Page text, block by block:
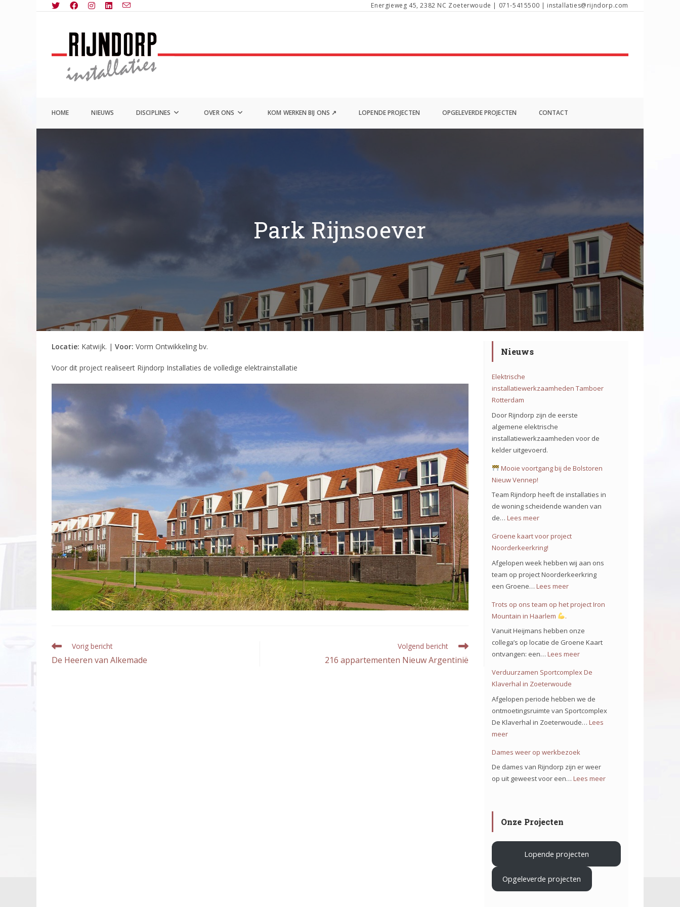
Energieweg 45, 2382 NC Zoeterwoude | 071-5415500 | installaties@rijndorp.com
HOME NIEUWS DISCIPLINES OVER ONS KOM WERKEN BIJ ONS ↗ LOPENDE PROJECTEN OPGELEVERDE PROJECTEN CONTACT
Park Rijnsoever
Locatie: Katwijk. | Voor: Vorm Ontwikkeling bv.
Voor dit project realiseert Rijndorp Installaties de volledige elektrainstallatie
Lees
artikelen
Vorig bericht
De Heeren van Alkemade
Volgend bericht
216 appartementen Nieuw Argentinië
Nieuws
Elektrische
installatiewerkzaamheden Tamboer
Rotterdam
Door Rijndorp zijn de eerste
algemene elektrische
installatiewerkzaamheden voor de
kelder uitgevoerd.
Mooie voortgang bij de Bolstoren
Nieuw Vennep!
Team Rijndorp heeft de installaties in
de woning scheidende wanden van
de… Lees meer:
Mooie
bij
Nieuw
Vennep!
Groene kaart voor project
Noorderkeerkring!
Afgelopen week hebben wij aan ons
team op project Noorderkeerkring
een Groene… Lees meer:
kaart
Trots op ons team op het project Iron
Mountain in Haarlem
.
Vanuit Heijmans hebben onze
collega’s op locatie de Groene Kaart
ontvangen: een… Lees meer:
team
Iron
Mountain
in
Verduurzamen Sportcomplex De
Klaverhal in Zoeterwoude
Afgelopen periode hebben we de
ontmoetingsruimte van Sportcomplex
De Klaverhal in Zoeterwoude… Lees
meer:
Sportcomplex
De
Klaverhal
Dames weer op werkbezoek
De dames van Rijndorp zijn er weer
op uit geweest voor een… Lees meer:
Onze Projecten
Lopende projecten
Opgeleverde projecten